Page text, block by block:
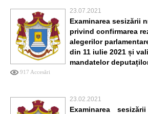
23.07.2021
Examinarea sesizării
privind confirmarea
alegerilor
din 11 iulie 2021 și
mandatelor
917 Accesări
23.02.2021
Examinarea